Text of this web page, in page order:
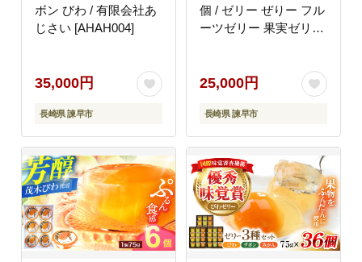
ボン びわ / 有限会社あ
じさい [AHAH004]
35,000円
長崎県 諫早市
個 / ゼリー ぜりー フル
ーツゼリー 果実ゼリー
式会社たらみ
25,000円
長崎県 諫早市